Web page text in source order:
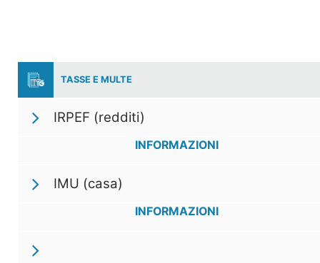
TASSE E MULTE
IRPEF (redditi)
INFORMAZIONI
IMU (casa)
INFORMAZIONI